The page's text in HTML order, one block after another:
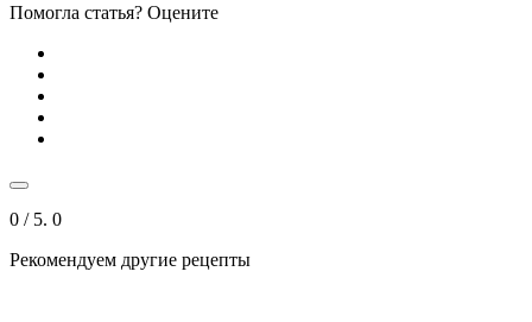
Помогла статья? Оцените
0 / 5. 0
Рекомендуем другие рецепты